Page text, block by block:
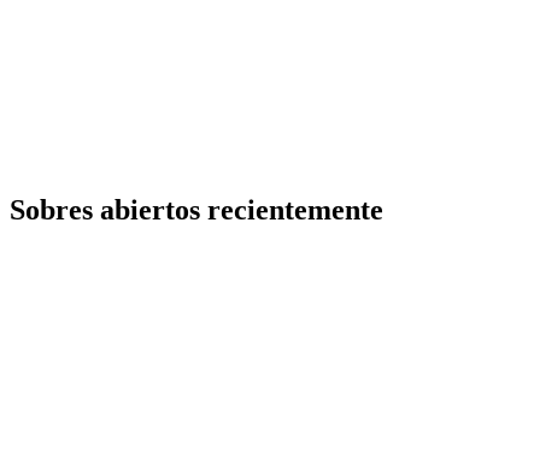
Sobres abiertos recientemente